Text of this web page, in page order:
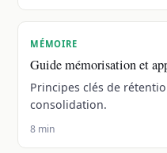
MÉMOIRE
Guide mémorisation et
Principes clés de
consolidation.
8 min